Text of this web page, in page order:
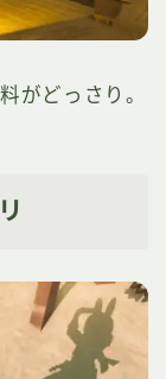
がどっさり。